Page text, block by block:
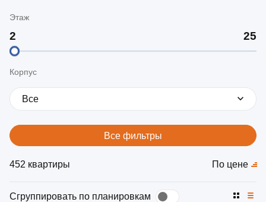
Этаж
Корпус
Все
Все фильтры
452 квартиры
Сгруппировать по планировкам
По цене